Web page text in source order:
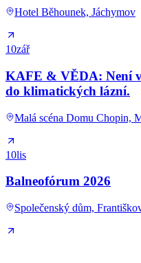
Hotel Běhounek, Jáchymov
10zář
KAFE & VĚDA: Není
do klimatických lázní.
Malá scéna Domu Chopin,
10lis
Balneofórum 2026
Společenský dům,